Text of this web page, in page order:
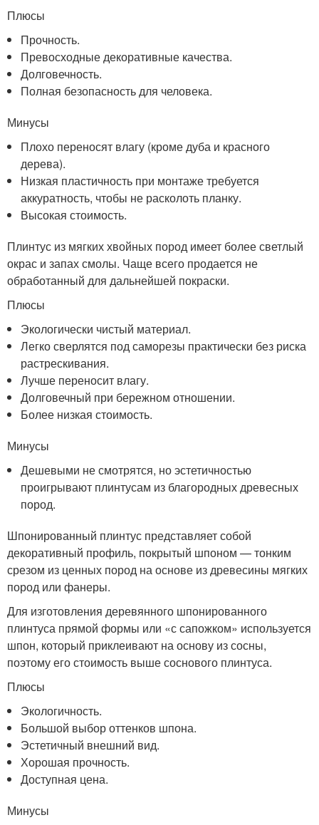
Плюсы
Прочность.
Превосходные декоративные качества.
Долговечность.
Полная безопасность для человека.
Минусы
Плохо переносят влагу (кроме дуба и красного
дерева).
Низкая пластичность при монтаже требуется
аккуратность, чтобы не расколоть планку.
Высокая стоимость.
Плинтус из мягких хвойных пород имеет более светлый
окрас и запах смолы. Чаще всего продается не
обработанный для дальнейшей покраски.
Плюсы
Экологически чистый материал.
Легко сверлятся под саморезы практически без риска
растрескивания.
Лучше переносит влагу.
Долговечный при бережном отношении.
Более низкая стоимость.
Минусы
Дешевыми не смотрятся, но эстетичностью
проигрывают плинтусам из благородных древесных
пород.
Шпонированный плинтус представляет собой
декоративный профиль, покрытый шпоном — тонким
срезом из ценных пород на основе из древесины мягких
пород или фанеры.
Для изготовления деревянного шпонированного
плинтуса прямой формы или «с сапожком» используется
шпон, который приклеивают на основу из сосны,
поэтому его стоимость выше соснового плинтуса.
Плюсы
Экологичность.
Большой выбор оттенков шпона.
Эстетичный внешний вид.
Хорошая прочность.
Доступная цена.
Минусы